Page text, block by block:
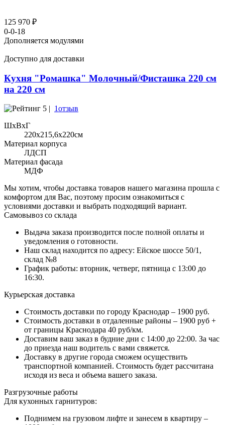
125 970 ₽
0-0-18
Дополняется модулями
Доступно для доставки
Кухня "Ромашка" Молочный/Фисташка 220 см
на 220 см
5 | 1отзыв
ШхВхГ
220x215,6х220см
Материал корпуса
ЛДСП
Материал фасада
МДФ
Мы хотим, чтобы доставка товаров нашего магазина прошла с
комфортом для Вас, поэтому просим ознакомиться с
условиями доставки и выбрать подходящий вариант.
Самовывоз со склада
Выдача заказа производится после полной оплаты и
уведомления о готовности.
Наш склад находится по адресу: Ейское шоссе 50/1,
склад №8
График работы: вторник, четверг, пятница с 13:00 до
16:30.
Курьерская доставка
Стоимость доставки по городу Краснодар – 1900 руб.
Стоимость доставки в отдаленные районы – 1900 руб +
от границы Краснодара 40 руб/км.
Доставим ваш заказ в будние дни с 14:00 до 22:00. За час
до приезда наш водитель с вами свяжется.
Доставку в другие города сможем осуществить
транспортной компанией. Стоимость будет рассчитана
исходя из веса и объема вашего заказа.
Разгрузочные работы
Для кухонных гарнитуров:
Поднимем на грузовом лифте и занесем в квартиру –